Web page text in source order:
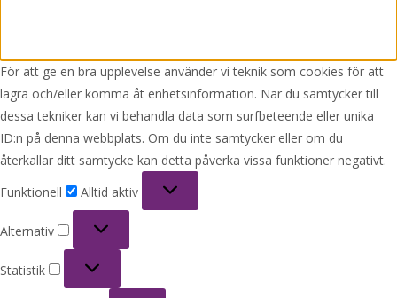
För att ge en bra upplevelse använder vi teknik som cookies för att
lagra och/eller komma åt enhetsinformation. När du samtycker till
dessa tekniker kan vi behandla data som surfbeteende eller unika
ID:n på denna webbplats. Om du inte samtycker eller om du
återkallar ditt samtycke kan detta påverka vissa funktioner negativt.
Funktionell
Alltid aktiv
Alternativ
Statistik